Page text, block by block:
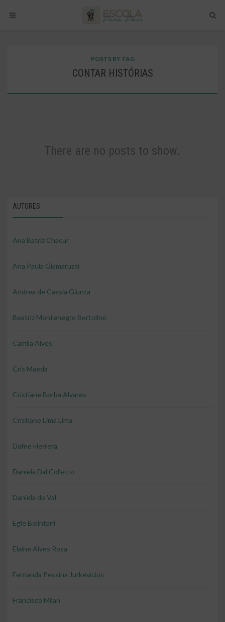
POSTS BY TAG
CONTAR HISTÓRIAS
There are no posts to show.
AUTORES
Ana Batriz Chacur
Ana Paula Giamarusti
Andrea de Cassia Giunta
Beatriz Montenegro Bertolino
Camila Alves
Cris Maeda
Cristiane Borba Alvares
Cristiane Lima Lima
Dafne Herrera
Daniela Dal Colletto
Daniela do Val
Egle Belintani
Elaine Alves Rosa
Fernanda Pessina Jurkevicius
Francisco Milan